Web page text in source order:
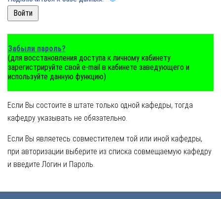
Забыли пароль?
(для восстановления доступа к личному кабинету
зарегистрируйте свой e-mail в кабинете заведующего и
используйте данную функцию)
Если Вы состоите в штате только одной кафедры, тогда
кафедру указывать не обязательно.
Если Вы являетесь совместителем той или иной кафедры,
при авторизации выберите из списка совмещаемую кафедру
и введите Логин и Пароль.